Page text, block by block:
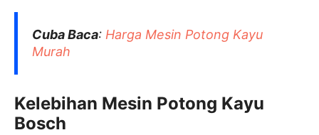
Cuba Baca: Harga Mesin Potong Kayu​
Murah
Kelebihan Mesin Potong Kayu
Bosch